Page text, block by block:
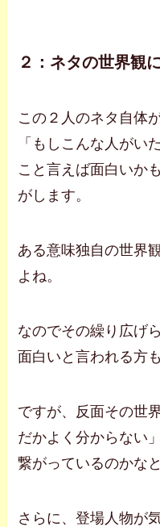
２：ネタの世界観
この２人のネタ自体
「もしこんな人がい
こと言えば面白いか
がします。
ある意味独自の世界
よね。
なのでその繰り広げ
面白いと言われる方
ですが、反面その世
だかよく分からない
繋がっているのかな
さらに、登場人物が